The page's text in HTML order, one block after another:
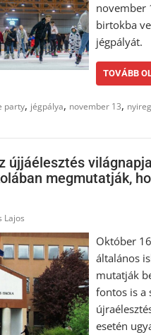
november
birtokba
jégpályát.
TOVÁBB
party, jégpálya, november 13,
újjáélesztés
megmutatják,
Lajos
Október
általános
mutatják
fontos is a
esetén